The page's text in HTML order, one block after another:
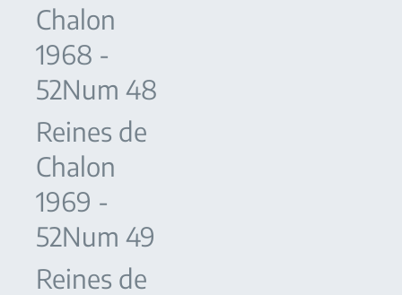
Chalon
1968 -
52Num 48
Reines de
Chalon
1969 -
52Num 49
Reines de